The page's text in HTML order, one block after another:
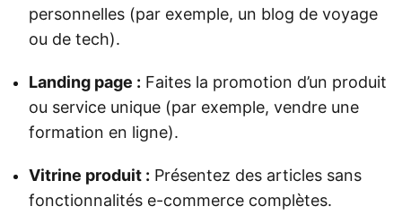
personnelles (par exemple, un blog de voyage
ou de tech).
Landing page : Faites la promotion d’un produit
ou service unique (par exemple, vendre une
formation en ligne).
Vitrine produit : Présentez des articles sans
fonctionnalités e-commerce complètes.